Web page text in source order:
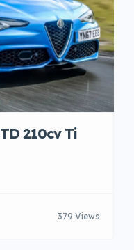
210cv Ti
379 Views